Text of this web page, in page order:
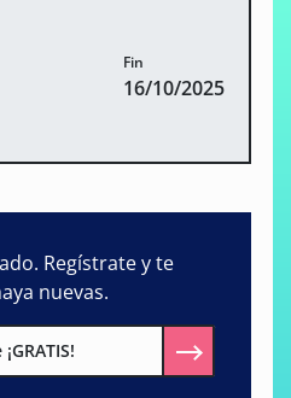
Fin
16/10/2025
Regístrate y te
nuevas.